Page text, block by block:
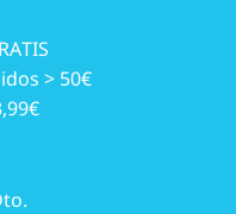
> 50€